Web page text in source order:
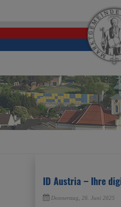
ID Austria – Ihre
Donnerstag, 26. Juni 2025